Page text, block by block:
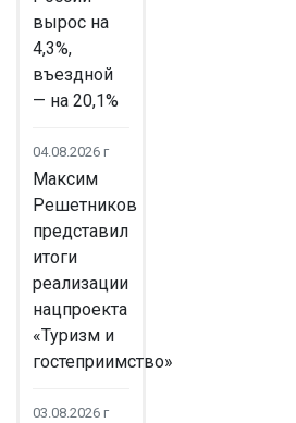
вырос на
4,3%,
въездной
— на 20,1%
04.08.2026 г
Максим
Решетников
представил
итоги
реализации
нацпроекта
«Туризм и
гостеприимство»
03.08.2026 г